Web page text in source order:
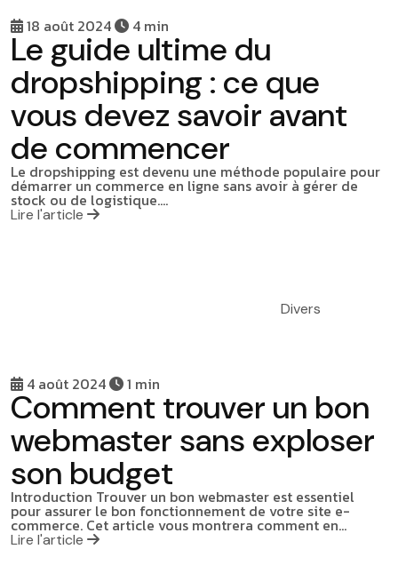
18 août 2024 4 min
Le guide ultime du
dropshipping : ce que
vous devez savoir avant
de commencer
Le dropshipping est devenu une méthode populaire pour
démarrer un commerce en ligne sans avoir à gérer de
stock ou de logistique.…
Lire l'article
Divers
4 août 2024 1 min
Comment trouver un bon
webmaster sans exploser
son budget
Introduction Trouver un bon webmaster est essentiel
pour assurer le bon fonctionnement de votre site e-
commerce. Cet article vous montrera comment en…
Lire l'article